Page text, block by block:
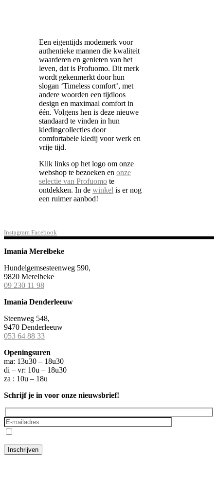
Een eigentijds modemerk voor
authentieke mannen die kwaliteit
waarderen en genieten van het
leven, dat is Profuomo. Dit merk
wordt gekenmerkt door hun
slogan ‘Timeless comfort’, met
andere woorden een tijdloos
design en maximaal comfort in
één. Volgens hen is deze nieuwe
standaard te vinden in hun
kledingcollecties door
comfortabele kledij voor werk en
vrije tijd.
Klik links op het logo om onze
webshop te bezoeken en onze
selectie van Profuomo te
ontdekken. In de winkel is er nog
een ruimer aanbod!
Instagram Facebook
Imania Merelbeke
Hundelgemsesteenweg 590,
9820 Merelbeke
09 230 11 98
Imania Denderleeuw
Steenweg 548,
9470 Denderleeuw
053 64 88 33
Openingsuren
ma: 13u30 – 18u30
di – vr: 10u – 18u30
za : 10u – 18u
Schrijf je in voor onze nieuwsbrief!